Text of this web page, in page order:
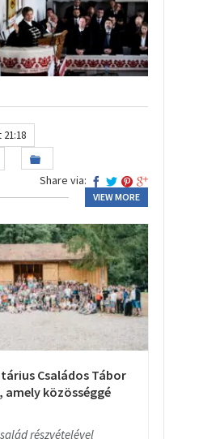
21:18
Share via:
VIEW MORE
Családos Tábor
amely közösséggé
részvételével